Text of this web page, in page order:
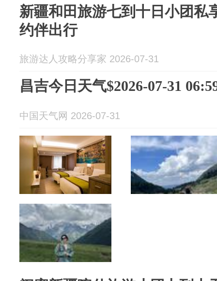
新疆和田旅游七到十日小团私
约伴出行
旅游达人攻略分享家 2026-07-31
昌吉今日天气$2026-07-31
中国天气网 2026-07-31